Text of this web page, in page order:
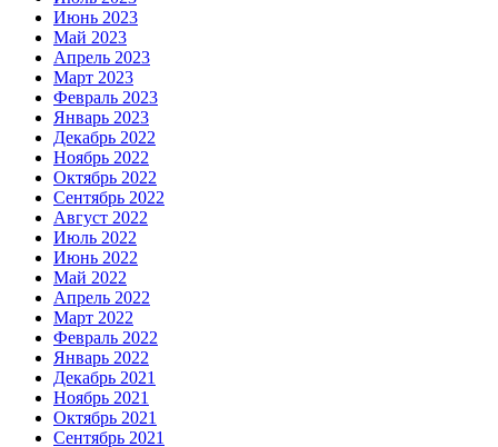
Июнь 2023
Май 2023
Апрель 2023
Март 2023
Февраль 2023
Январь 2023
Декабрь 2022
Ноябрь 2022
Октябрь 2022
Сентябрь 2022
Август 2022
Июль 2022
Июнь 2022
Май 2022
Апрель 2022
Март 2022
Февраль 2022
Январь 2022
Декабрь 2021
Ноябрь 2021
Октябрь 2021
Сентябрь 2021